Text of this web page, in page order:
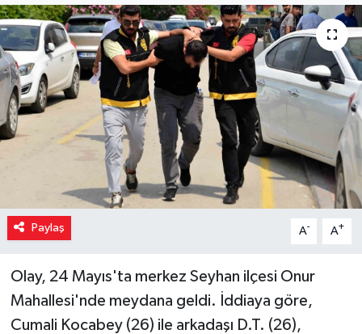
Paylaş A- A+
Olay, 24 Mayıs'ta merkez Seyhan ilçesi Onur
Mahallesi'nde meydana geldi. İddiaya göre,
Cumali Kocabey (26) ile arkadaşı D.T. (26),